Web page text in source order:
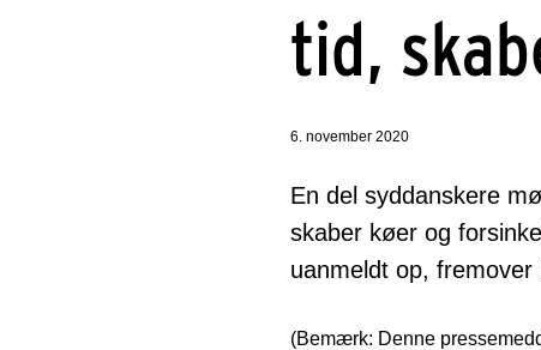
tid,
6. november 2020
En del syddanskere
skaber køer og
uanmeldt op,
(Bemærk: Denne